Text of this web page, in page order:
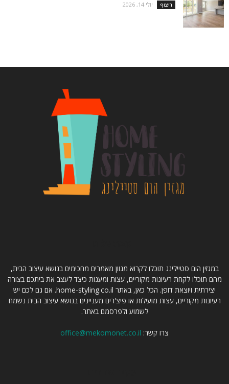
ריצוף יולי 14, 2026
במגזין הום סטיילינג תוכלו לקרוא מגוון מאמרים מחכימים בנושא עיצוב הבית,
מהם תוכלו לקחת רעיונות מקוריים, עצות ומענות כיצד לעצב את ביתכם בצורה
יצירתית ויוצאת דופן. הכל כאן, באתר home-styling.co.il. אם גם לכם יש
רעיונות מקוריים, עצות מועילות או פיצ'רים מעניינים בנושא עיצוב הבית נשמח
לשמוע ולפרסמם באתר.
צרו קשר: office@mekomonet.co.il